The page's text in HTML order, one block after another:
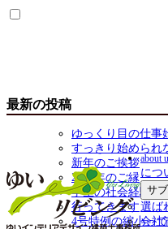
about
につ
サ
選ば
会社
最新の投稿
ゆっくり目の仕事
すっきり始められ
新年のご挨拶
2025年のご縁
学生の社会経験
行ってきます
4号特例の縮小っ